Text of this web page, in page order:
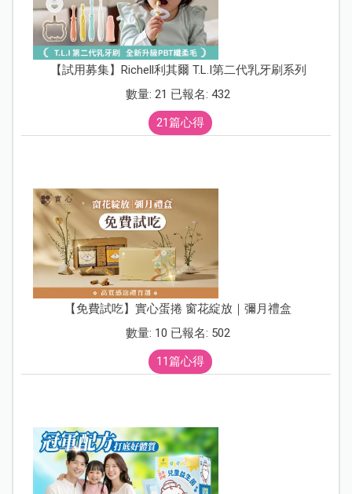
【試用募集】Richell利其爾 T.L.I第二代乳牙刷系列
數量: 21 已報名: 432
21篇心得
【免費試吃】實心蛋捲 窗花綻放｜彌月禮盒
數量: 10 已報名: 502
11篇心得